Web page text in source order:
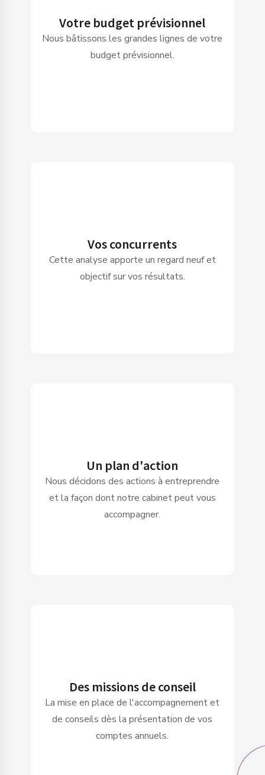
Votre budget prévisionnel
Nous bâtissons les grandes lignes de votre
budget prévisionnel.
Vos concurrents
Cette analyse apporte un regard neuf et
objectif sur vos résultats.
Un plan d'action
Nous décidons des actions à entreprendre
et la façon dont notre cabinet peut vous
accompagner.
Des missions de conseil
La mise en place de l'accompagnement et
de conseils dès la présentation de vos
comptes annuels.